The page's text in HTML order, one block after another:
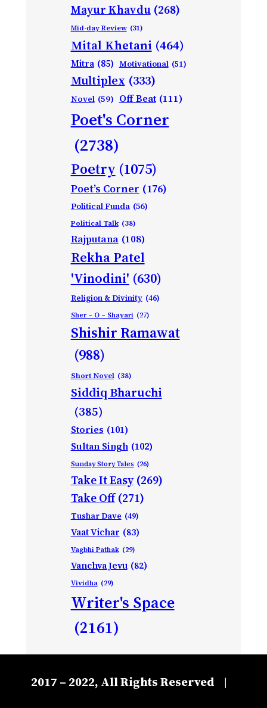
Mayur Khavdu (268)
Mid-day Review (31)
Mital Khetani (464)
Mitra (85) Motivational (51)
Multiplex (333)
Novel (59) Off Beat (111)
Poet's Corner
(2738)
Poetry (1075)
Poet’s Corner (176)
Political Funda (56)
Political Talk (38)
Rajputana (108)
Rekha Patel
'Vinodini' (630)
Religion & Divinity (46)
Sher – O – Shayari (27)
Shishir Ramawat
(988)
Short Novel (38)
Siddiq Bharuchi
(385)
Stories (101)
Sultan Singh (102)
Sunday Story Tales (26)
Take It Easy (269)
Take Off (271)
Tushar Dave (49)
Vaat Vichar (83)
Vagbhi Pathak (29)
Vanchva Jevu (82)
Vividha (29)
Writer's Space
(2161)
2017 – 2022, All Rights Reserved |